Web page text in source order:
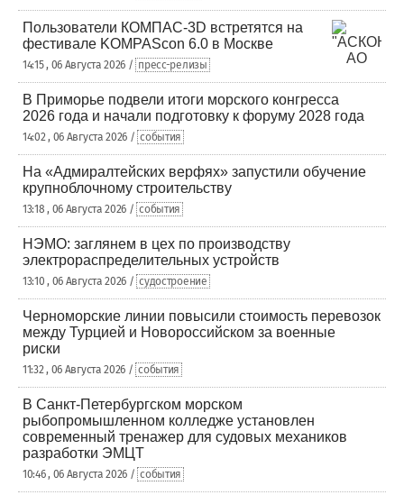
Пользователи КОМПАС-3D встретятся на
фестивале KOMPAScon 6.0 в Москве
14:15 , 06 Августа 2026 / пресс-релизы
В Приморье подвели итоги морского конгресса
2026 года и начали подготовку к форуму 2028 года
14:02 , 06 Августа 2026 / события
На «Адмиралтейских верфях» запустили обучение
крупноблочному строительству
13:18 , 06 Августа 2026 / события
НЭМО: заглянем в цех по производству
электрораспределительных устройств
13:10 , 06 Августа 2026 / судостроение
Черноморские линии повысили стоимость перевозок
между Турцией и Новороссийском за военные
риски
11:32 , 06 Августа 2026 / события
В Санкт-Петербургском морском
рыбопромышленном колледже установлен
современный тренажер для судовых механиков
разработки ЭМЦТ
10:46 , 06 Августа 2026 / события